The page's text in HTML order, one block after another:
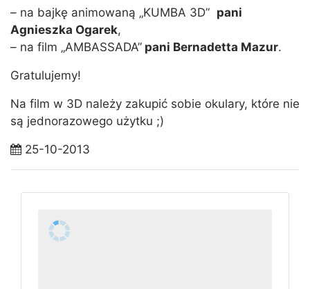
– na bajkę animowaną „KUMBA 3D” pani
Agnieszka Ogarek,
– na film „AMBASSADA” pani Bernadetta Mazur.
Gratulujemy!
Na film w 3D należy zakupić sobie okulary, które nie
są jednorazowego użytku ;)
25-10-2013